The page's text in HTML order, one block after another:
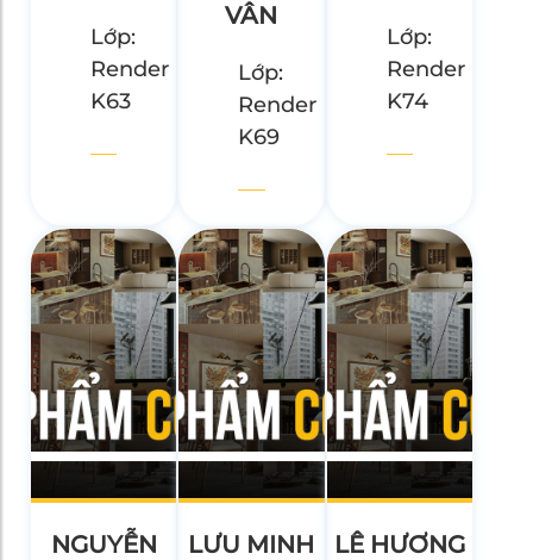
Lớp:
Render
K63
VÂN
Lớp:
Render
K69
Lớp:
Render
K74
NGUYỄN
LƯU MINH
LÊ HƯƠNG